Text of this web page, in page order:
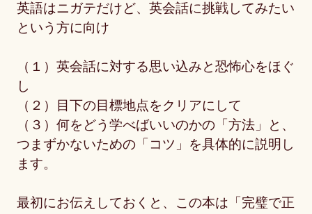
英語はニガテだけど、英会話に挑戦してみたい
という方に向け
（１）英会話に対する思い込みと恐怖心をほぐ
し
（２）目下の目標地点をクリアにして
（３）何をどう学べばいいのかの「方法」と、
つまずかないための「コツ」を具体的に説明し
ます。
最初にお伝えしておくと、この本は「完璧で正